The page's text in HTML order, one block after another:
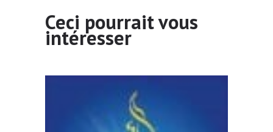
Ceci pourrait vous
intéresser